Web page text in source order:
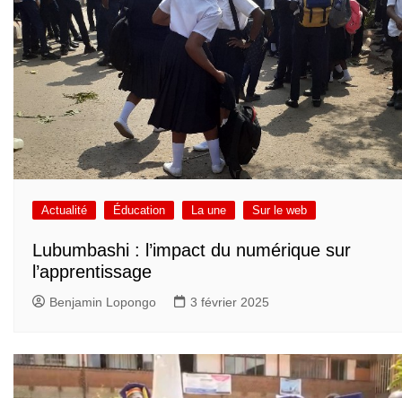
Actualité Éducation La une Sur le web
Lubumbashi : l’impact du numérique sur
l’apprentissage
Benjamin Lopongo 3 février 2025